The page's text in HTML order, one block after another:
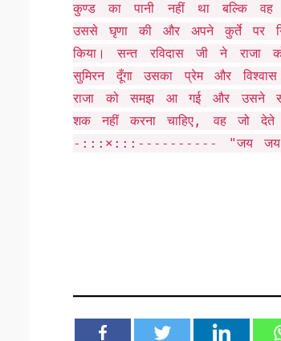
कुण्ड का पानी नहीं था बल्कि
उससे घृणा की और अपने कुर्ते पर
किया। सन्त रविदास जी ने राजा
सुमिरन दूँगा उसका प्रेम और
राजा को समझ आ गई और उसने
शक नहीं करना चाहिए, वह जो
-:::×:::---------- "जय जय